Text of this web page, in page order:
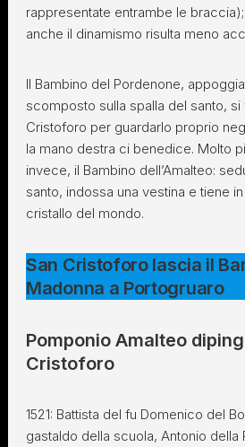
rappresentate entrambe le
anche il dinamismo risulta meno
ll Bambino del Pordenone,
scomposto sulla spalla del santo, si
Cristoforo per guardarlo proprio
la mano destra ci benedice. Molto
invece, il Bambino dell’Amalteo:
santo, indossa una vestina e tiene
cristallo del mondo.
San Cristoforo lascia il
Madonna a Portogruaro
Pomponio Amalteo
Cristoforo
1521: Battista del fu Domenico del
gastaldo della scuola, Antonio della